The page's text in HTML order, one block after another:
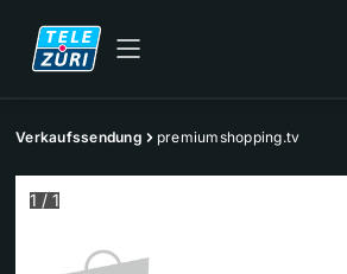
Verkaufssendung premiumshopping.tv
1 / 1